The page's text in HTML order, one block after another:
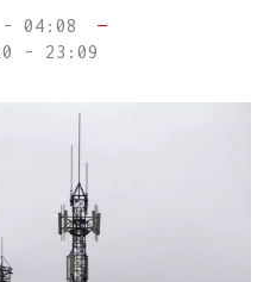
- 04:08
—
- 23:09